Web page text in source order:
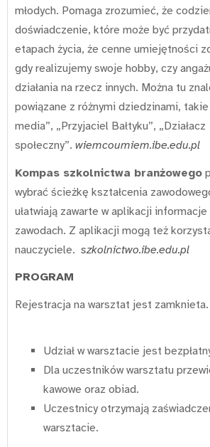
młodych. Pomaga zrozumieć, że
doświadczenie, które może być
etapach życia, że cenne umiejętności
gdy realizujemy swoje hobby, czy
działania na rzecz innych. Można tu
powiązane z różnymi dziedzinami,
media”, „Przyjaciel Bałtyku”, „Działacz
społeczny”. wiemcoumiem.ibe.edu.pl
Kompas szkolnictwa branżowego
wybrać ścieżkę kształcenia
ułatwiają zawarte w aplikacji
zawodach. Z aplikacji mogą też
nauczyciele. szkolnictwo.ibe.edu.pl
PROGRAM
Rejestracja na warsztat
Udział w warsztacie jest
Dla uczestników warsztatu
kawowe oraz obiad.
Uczestnicy otrzymają
warsztacie.